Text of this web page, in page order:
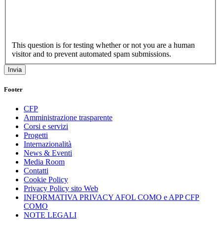
This question is for testing whether or not you are a human
visitor and to prevent automated spam submissions.
Footer
CFP
Amministrazione trasparente
Corsi e servizi
Progetti
Internazionalità
News & Eventi
Media Room
Contatti
Cookie Policy
Privacy Policy sito Web
INFORMATIVA PRIVACY AFOL COMO e APP CFP
COMO
NOTE LEGALI